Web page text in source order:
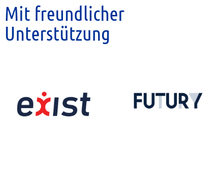
Mit freundlicher
Unterstützung